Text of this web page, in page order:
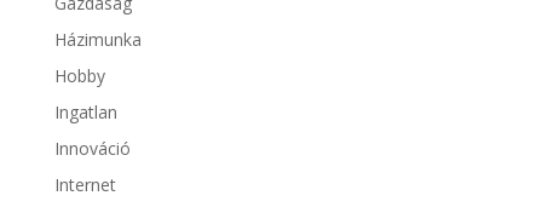
Házimunka
Hobby
Ingatlan
Innováció
Internet